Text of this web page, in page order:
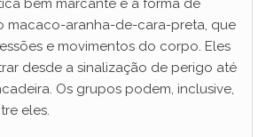
bem marcante é a forma de
macaco-aranha-de-cara-preta, que
e movimentos do corpo. Eles
desde a sinalização de perigo até
Os grupos podem, inclusive,
eles.